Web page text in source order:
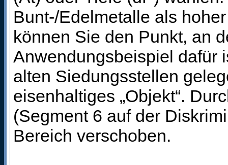
Bunt-/Edelmetalle als
können Sie den Punkt, an
Anwendungsbeispiel dafür
alten Siedungsstellen
eisenhaltiges „Objekt“.
(Segment 6 auf der
Bereich verschoben.